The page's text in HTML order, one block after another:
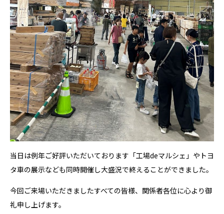
当日は例年ご好評いただいております「工場deマルシェ」やトヨ
タ車の展示なども同時開催し大盛況で終えることができました。
今回ご来場いただきましたすべての皆様、関係者各位に心より御
礼申し上げます。